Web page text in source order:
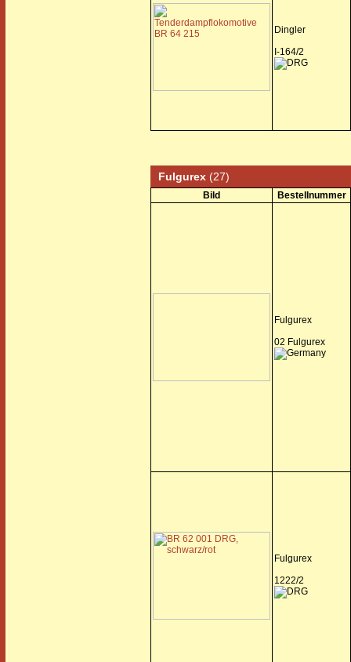
Dingler
I-164/2
Fulgurex (27)
Bild Bestellnummer
Fulgurex
02 Fulgurex
Fulgurex
1222/2